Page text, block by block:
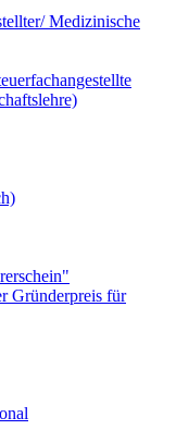
Medizinische
Gründerpreis für